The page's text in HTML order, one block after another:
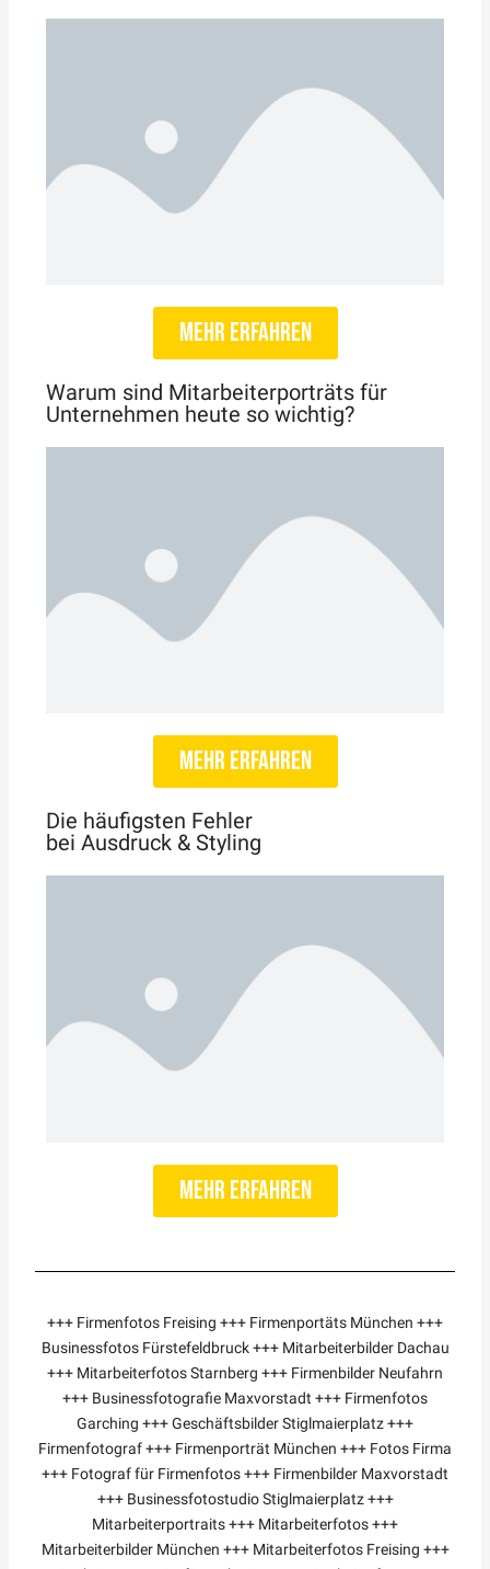
mehr erfahren
Warum sind Mitarbeiterporträts für
Unternehmen heute so wichtig?
mehr erfahren
Die häufigsten Fehler
bei Ausdruck & Styling
mehr erfahren
+++ Firmenfotos Freising +++ Firmenportäts München +++
Businessfotos Fürstefeldbruck +++ Mitarbeiterbilder Dachau
+++ Mitarbeiterfotos Starnberg +++ Firmenbilder Neufahrn
+++ Businessfotografie Maxvorstadt +++ Firmenfotos
Garching +++ Geschäftsbilder Stiglmaierplatz +++
Firmenfotograf +++ Firmenporträt München +++ Fotos Firma
+++ Fotograf für Firmenfotos +++ Firmenbilder Maxvorstadt
+++ Businessfotostudio Stiglmaierplatz +++
Mitarbeiterportraits +++ Mitarbeiterfotos +++
Mitarbeiterbilder München +++ Mitarbeiterfotos Freising +++